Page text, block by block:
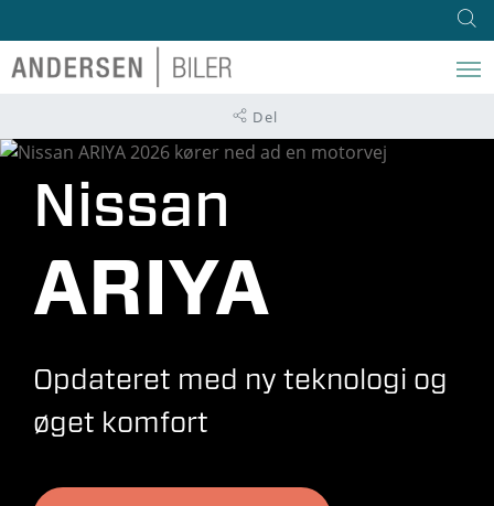
Del
Nissan
ARIYA
Opdateret med ny teknologi og
øget komfort